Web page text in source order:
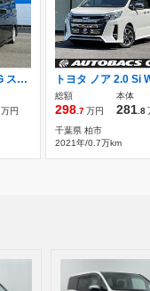
トヨタ ノア 2.0 S-G スペアタイヤ付き/ETC付き/ユニバーサルス
万円
総額
298.7万円
本体
281.8
千葉県 柏市
2021年/0.7万km